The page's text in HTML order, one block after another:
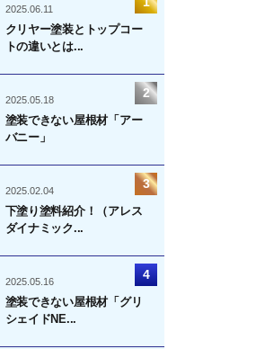
2025.06.11
クリヤー塗装とトップコー
トの違いとは...
2025.05.18
塗装できない屋根材「アー
バニー」
2025.02.04
下塗り塗料紹介！（アレス
ダイナミック...
2025.05.16
塗装できない屋根材「グリ
シェイドNE...